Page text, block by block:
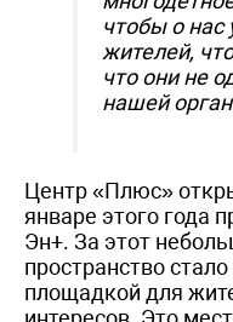
чтобы о нас
жителей,
что они не
нашей
Центр «Плюс»
январе этого года
Эн+. За этот
пространство
площадкой для